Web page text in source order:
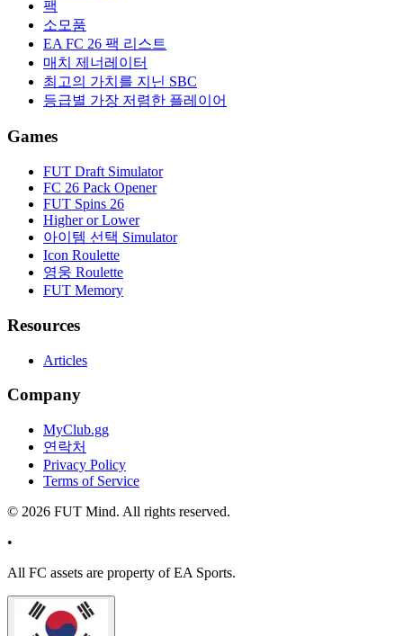
팩
소모품
EA FC 26 팩 리스트
매치 제너레이터
최고의 가치를 지닌 SBC
등급별 가장 저렴한 플레이어
Games
FUT Draft Simulator
FC 26 Pack Opener
FUT Spins 26
Higher or Lower
아이템 선택 Simulator
Icon Roulette
영웅 Roulette
FUT Memory
Resources
Articles
Company
MyClub.gg
연락처
Privacy Policy
Terms of Service
© 2026 FUT Mind. All rights reserved.
•
All FC assets are property of EA Sports.